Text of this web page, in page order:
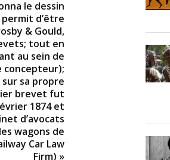
le dessin
d’être
& Gould,
tout en
au sein de
concepteur);
sa propre
brevet fut
1874 et
d’avocats
wagons de
Car Law
Firm) »